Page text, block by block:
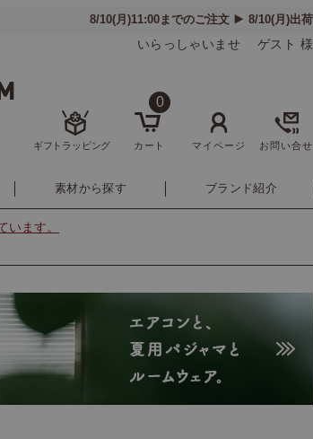
いらっしゃいませ ゲスト 様
ギフトラッピング
0
カート マイページ お問い合せ
素材から探す ブランド紹介
ます。